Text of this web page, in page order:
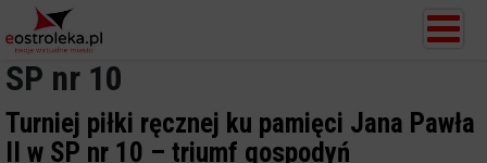
SP nr 10
Turniej piłki ręcznej ku pamięci Jana Pawła
II w SP nr 10 – triumf gospodyń